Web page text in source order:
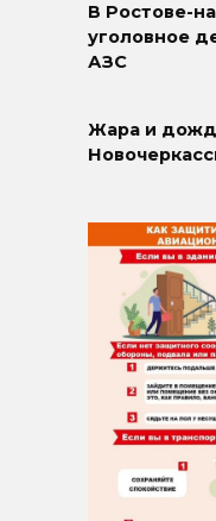
В Ростове-
уголовное
АЗС
Жара и